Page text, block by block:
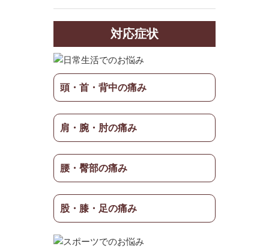
対応症状
頭・首・背中の痛み
肩・腕・肘の痛み
腰・臀部の痛み
股・膝・足の痛み